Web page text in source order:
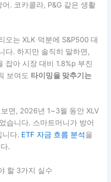
어. 코카콜라, P&G 같은 생활
오는 XLK 덕분에 S&P500 대
다. 하지만 솔직히 말하면,
잡아 시장 대비 1.8%p 부진
보여도 타이밍을 맞추기는
면, 2026년 1~3월 동안 XLV
습니다. 스마트머니가 방어
니다. ETF 자금 흐름 분석을
.
할 3가지 실수